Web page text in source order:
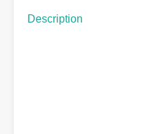
Description